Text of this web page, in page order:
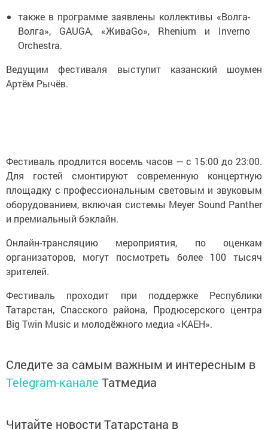
также в программе заявлены коллективы «Волга-
Волга», GAUGA, «ЖиваGо», Rhenium и Inverno
Orchestra.
Ведущим фестиваля выступит казанский шоумен
Артём Рычёв.
Фестиваль продлится восемь часов — с 15:00 до 23:00.
Для гостей смонтируют современную концертную
площадку с профессиональным световым и звуковым
оборудованием, включая системы Meyer Sound Panther
и премиальный бэклайн.
Онлайн-трансляцию мероприятия, по оценкам
организаторов, могут посмотреть более 100 тысяч
зрителей.
Фестиваль проходит при поддержке Республики
Татарстан, Спасского района, Продюсерского центра
Big Twin Music и молодёжного медиа «КАЕН».
Следите за самым важным и интересным в
Telegram-канале Татмедиа
Читайте новости Татарстана в